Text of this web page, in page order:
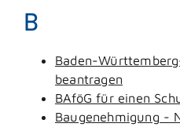
B
Baden-
beantragen
BAföG für einen
Baugenehmigung -